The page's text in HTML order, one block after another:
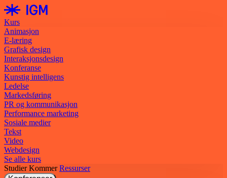
Kurs
Animasjon
E-læring
Grafisk design
Interaksjonsdesign
Konferanse
Kunstig intelligens
Ledelse
Markedsføring
PR og kommunikasjon
Performance marketing
Sosiale medier
Tekst
Video
Webdesign
Se alle kurs
StudierKommer Ressurser